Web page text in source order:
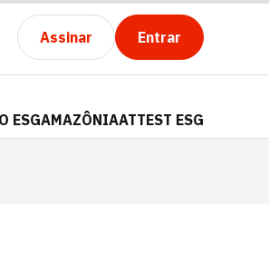
Assinar Entrar
ESGAMAZÔNIAATTEST ESG